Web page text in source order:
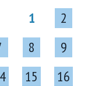
1
2
8
9
15
16